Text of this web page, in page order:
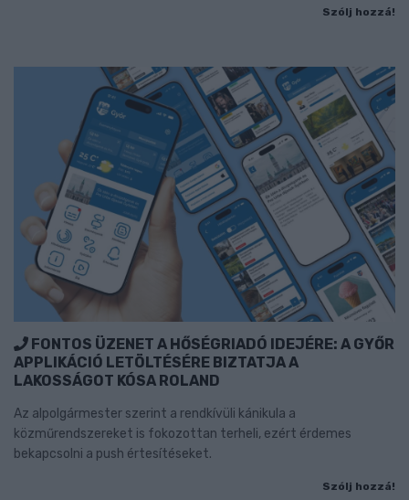
Szólj hozzá!
FONTOS ÜZENET A HŐSÉGRIADÓ IDEJÉRE: A GYŐR
APPLIKÁCIÓ LETÖLTÉSÉRE BIZTATJA A
LAKOSSÁGOT KÓSA ROLAND
Az alpolgármester szerint a rendkívüli kánikula a
közműrendszereket is fokozottan terheli, ezért érdemes
bekapcsolni a push értesítéseket.
Szólj hozzá!